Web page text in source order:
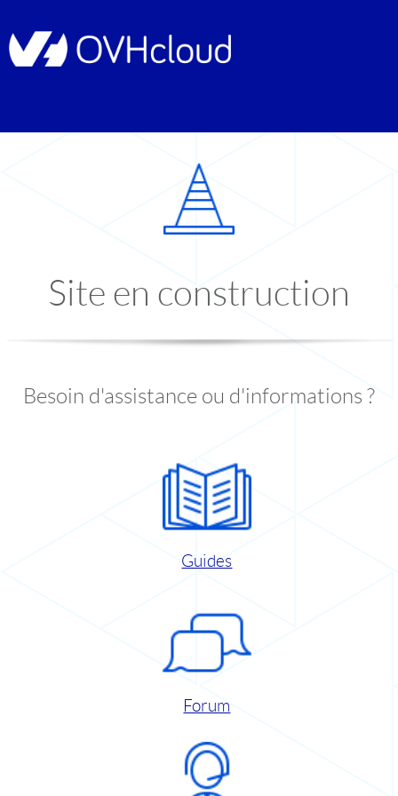
Site en construction
Besoin d'assistance ou d'informations ?
Guides
Forum